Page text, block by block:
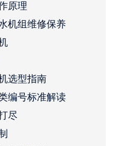
原理
机组维修保养
选型指南
编号标准解读
尽